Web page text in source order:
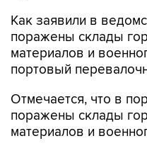
Как заявили в
поражены склады
материалов и
портовый
Отмечается, что в
поражены склады
материалов и